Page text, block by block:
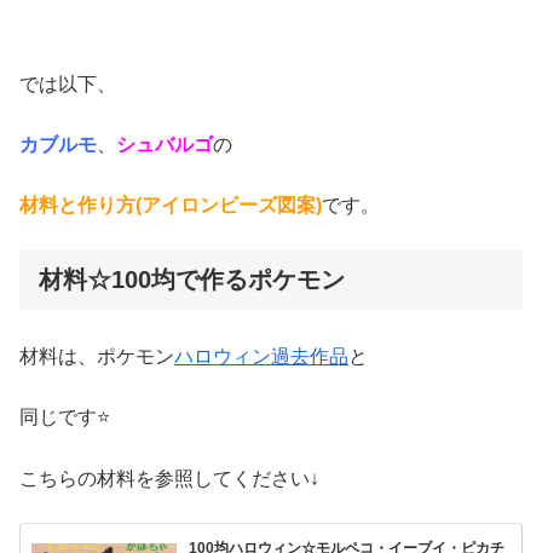
では以下、
カブルモ シュバルゴの
材料と作り方(アイロンビーズ図案)です。
材料☆100均で作るポケモン
材料は、ポケモンハロウィン過去作品と
同じです⭐
こちらの材料を参照してください↓
100均ハロウィン☆モルペコ・イーブイ・ピカチ